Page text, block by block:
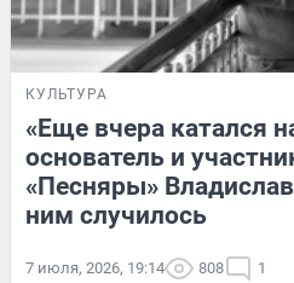
КУЛЬТУРА
«Еще вчера катался
основатель и
«Песняры»
ним случилось
7 июля, 2026, 19:14 808 1